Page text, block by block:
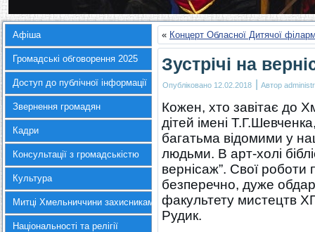
Афіша
Громадські обговорення 2025
Доступ до публічної інформації
Звернення громадян
Кадри
Консультації з громадськістю
Культура
Митці Хмельниччини захисникам України
Національності та релігії
« Концерт Обласної Дитячої
Зустрічі на
Опубліковано 12.02.2018 | Автор
Кожен, хто завітає до
дітей імені
багатьма відомими у
людьми. В арт-холі
вернісаж”. Свої
безперечно, дуже
факультету мистецтв
Рудик.